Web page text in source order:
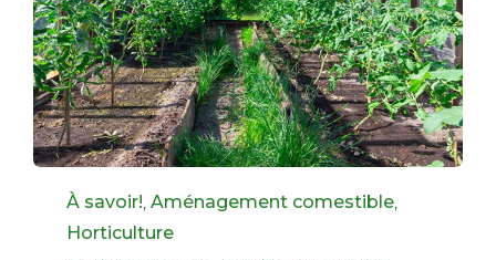
Category
À savoir!, Aménagement comestible,
Horticulture